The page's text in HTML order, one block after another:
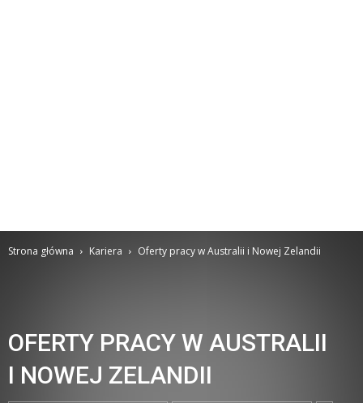
Strona główna Kariera Oferty pracy w Australii i Nowej Zelandii
OFERTY PRACY W AUSTRALII
I NOWEJ ZELANDII